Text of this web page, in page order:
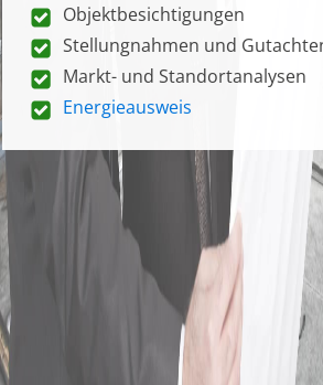
Objektbesichtigungen
Stellungnahmen und
Markt- und Standortanalysen
Energieausweis